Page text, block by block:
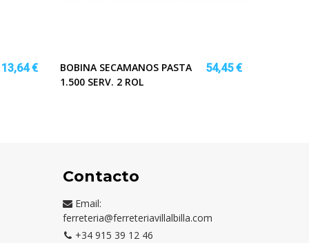
13,64 €
BOBINA SECAMANOS PASTA
1.500 SERV. 2 ROL
54,45 €
Contacto
Email:
ferreteria@ferreteriavillalbilla.com
+34 915 39 12 46